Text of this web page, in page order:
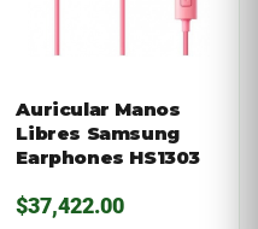
Auricular Manos
Libres Samsung
Earphones HS1303
$37,422.00